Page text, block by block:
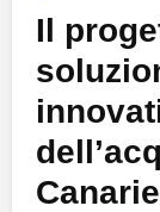
Il
Canarie